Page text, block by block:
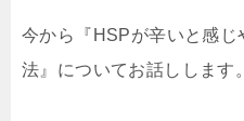
今から『HSPが辛いと感
法』についてお話しします。